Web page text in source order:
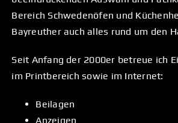
Bereich Schwedenöfen und
Bayreuther auch alles rund um den
Seit Anfang der 2000er betreue ich
im Printbereich sowie im Internet:
Beilagen
Anzeigen